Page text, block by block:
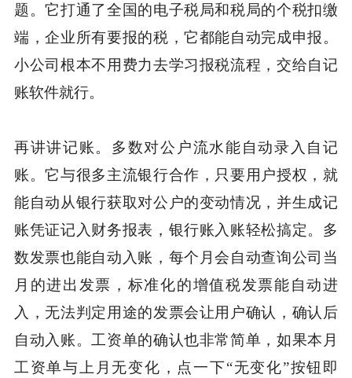
题。它打通了全国的电子税局和税局的个税扣缴
端，企业所有要报的税，它都能自动完成申报。
小公司根本不用费力去学习报税流程，交给自记
账软件就行。
再讲讲记账。多数对公户流水能自动录入自记
账。它与很多主流银行合作，只要用户授权，就
能自动从银行获取对公户的变动情况，并生成记
账凭证记入财务报表，银行账入账轻松搞定。多
数发票也能自动入账，每个月会自动查询公司当
月的进出发票，标准化的增值税发票能自动进
入，无法判定用途的发票会让用户确认，确认后
自动入账。工资单的确认也非常简单，如果本月
工资单与上月无变化，点一下“无变化”按钮即